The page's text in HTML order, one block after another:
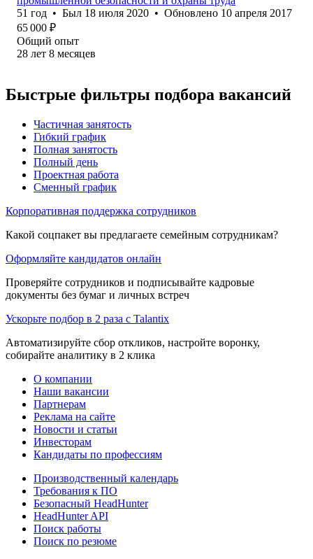
51 год • Был 18 июля 2020 • Обновлено 10 апреля 2017
65 000 ₽
Общий опыт
28 лет 8 месяцев
Быстрые фильтры подбора вакансий
Частичная занятость
Гибкий график
Полная занятость
Полный день
Проектная работа
Сменный график
Корпоративная поддержка сотрудников
Какой соцпакет вы предлагаете семейным сотрудникам?
Оформляйте кандидатов онлайн
Проверяйте сотрудников и подписывайте кадровые
документы без бумаг и личных встреч
Ускорьте подбор в 2 раза с Talantix
Автоматизируйте сбор откликов, настройте воронку,
собирайте аналитику в 2 клика
О компании
Наши вакансии
Партнерам
Реклама на сайте
Новости и статьи
Инвесторам
Кандидаты по профессиям
Производственный календарь
Требования к ПО
Безопасный HeadHunter
HeadHunter API
Поиск работы
Поиск по резюме